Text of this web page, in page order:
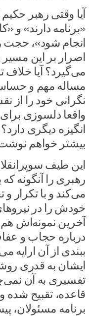
آیا وقتی رهبر
«برنامه دارند» و
انجام شود»، حجت
اصرار بر این
می‌گیرد؟ آیا خلاف
مساله مهم و
نگرانی خود را از
واقعا دلسوزی
انگیزه دیگری
بیشتر خواهم
این طیف
رهبری را آنگونه
می‌کند و با تکرار و
خودش را در نیرو‌های
آخرین نمونه‌اش هم
درباره حجاب و
ببندی از آن ارایه
ایشان به قدری
تفسیری به آن
قاعده، تقبیح شده
برنامه مسئولان،